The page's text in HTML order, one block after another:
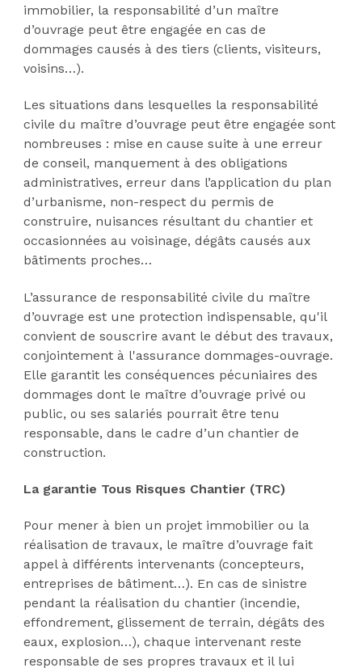
immobilier, la responsabilité d’un maître
d’ouvrage peut être engagée en cas de
dommages causés à des tiers (clients, visiteurs,
voisins…).
Les situations dans lesquelles la responsabilité
civile du maître d’ouvrage peut être engagée sont
nombreuses : mise en cause suite à une erreur
de conseil, manquement à des obligations
administratives, erreur dans l’application du plan
d’urbanisme, non-respect du permis de
construire, nuisances résultant du chantier et
occasionnées au voisinage, dégâts causés aux
bâtiments proches…
L’assurance de responsabilité civile du maître
d’ouvrage est une protection indispensable, qu'il
convient de souscrire avant le début des travaux,
conjointement à l'assurance dommages-ouvrage.
Elle garantit les conséquences pécuniaires des
dommages dont le maître d’ouvrage privé ou
public, ou ses salariés pourrait être tenu
responsable, dans le cadre d’un chantier de
construction.
La garantie Tous Risques Chantier (TRC)
Pour mener à bien un projet immobilier ou la
réalisation de travaux, le maître d’ouvrage fait
appel à différents intervenants (concepteurs,
entreprises de bâtiment…). En cas de sinistre
pendant la réalisation du chantier (incendie,
effondrement, glissement de terrain, dégâts des
eaux, explosion…), chaque intervenant reste
responsable de ses propres travaux et il lui